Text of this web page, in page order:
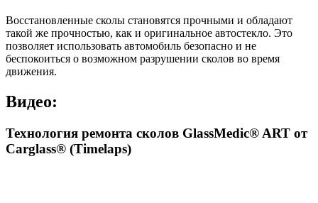
Восстановленные сколы становятся прочными и обладают
такой же прочностью, как и оригинальное автостекло. Это
позволяет использовать автомобиль безопасно и не
беспокоиться о возможном разрушении сколов во время
движения.
Видео:
Технология ремонта сколов GlassMedic® ART от
Carglass® (Timelaps)